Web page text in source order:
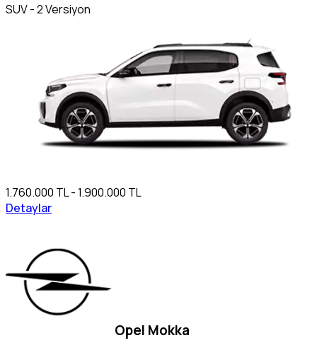
SUV - 2 Versiyon
1.760.000 TL - 1.900.000 TL
Detaylar
Opel Mokka